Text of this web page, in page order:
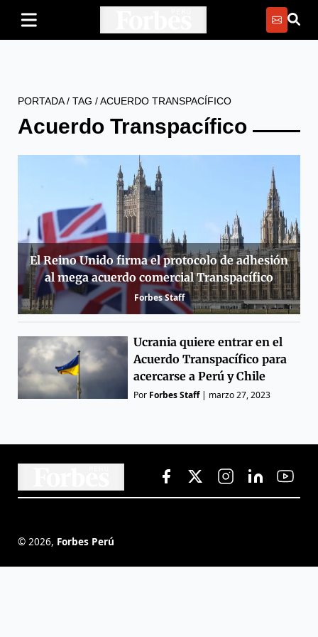
PORTADA/ TAG /ACUERDO TRANSPACÍFICO
Acuerdo Transpacífico
El Reino Unido firma el protocolo de adhesión
al mega acuerdo comercial Transpacífico
Forbes Staff
Ucrania quiere entrar en el
Acuerdo Transpacífico para
acercarse a Perú y Chile
Por Forbes Staff| marzo 27, 2023
© 2026, Forbes Perú